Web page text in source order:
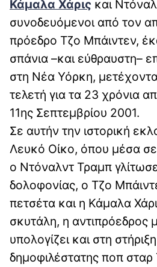
Κάμαλα Χάρις και
συνοδευόμενοι από τον
πρόεδρο Τζο Μπάιντεν,
σπάνια –και εύθραυστη–
στη Νέα Υόρκη,
τελετή για τα 23 χρόνια
11ης Σεπτεμβρίου 2001.
Σε αυτήν την ιστορική
Λευκό Οίκο, όπου μέσα
ο Ντόναλντ Τραμπ
δολοφονίας, ο Τζο
πετσέτα και η Κάμαλα
σκυτάλη, η αντιπρόεδρος
υπολογίζει και στη
δημοφιλέστατης ποπ σταρ